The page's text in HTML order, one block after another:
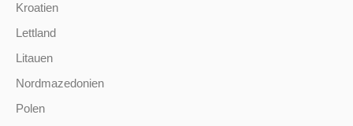
Kroatien
Lettland
Litauen
Nordmazedonien
Polen